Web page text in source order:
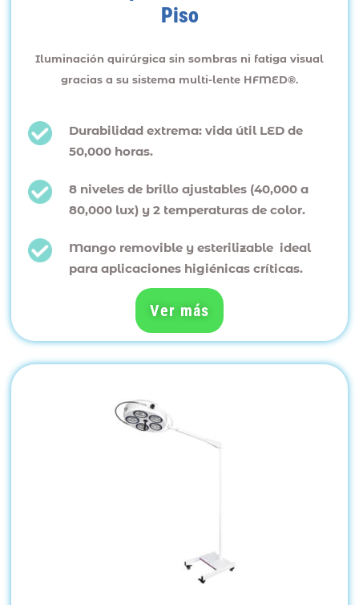
Piso
Iluminación quirúrgica sin sombras ni fatiga visual
gracias a su sistema multi-lente HFMED®.
Durabilidad extrema: vida útil LED de
50,000 horas.
8 niveles de brillo ajustables (40,000 a
80,000 lux) y 2 temperaturas de color.
Mango removible y esterilizable ideal
para aplicaciones higiénicas críticas.
Ver más